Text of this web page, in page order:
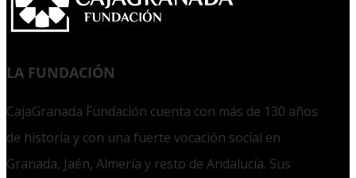
LA FUNDACIÓN
CajaGranada Fundación cuenta con más de 130 años
de historia y con una fuerte vocación social en
Granada, Jaén, Almería y resto de Andalucía. Sus